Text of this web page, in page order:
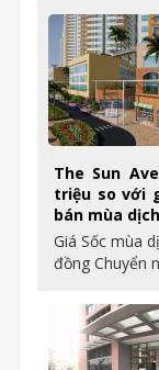
The Sun
triệu so với
bán mùa
Giá Sốc mùa
đồng Chuyển